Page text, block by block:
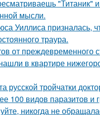
"Титаник"
мысли.
Уиллиса призналась,
траура.
от преждевременного
в квартире
русской тройчатки
100 видов паразитов и
никогда не